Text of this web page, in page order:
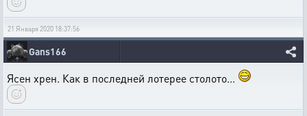
21 Января 2020 18:37:56
Gans166
Ясен хрен. Как в последней лотерее столото...